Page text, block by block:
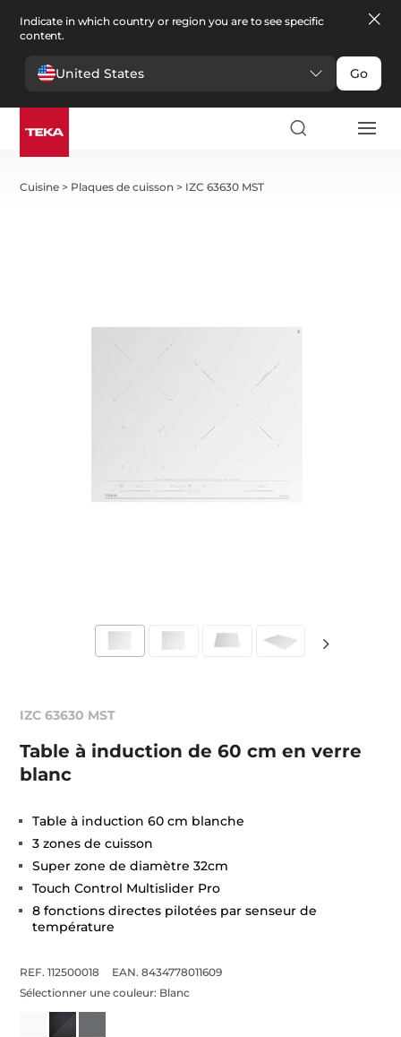
Indicate in which country or region you are to see specific
content.
United States Go
Cuisine > Plaques de cuisson > IZC 63630 MST
IZC 63630 MST
Table à induction de 60 cm en verre
blanc
Table à induction 60 cm blanche
3 zones de cuisson
Super zone de diamètre 32cm
Touch Control Multislider Pro
8 fonctions directes pilotées par senseur de
température
REF. 112500018
EAN. 8434778011609
Sélectionner une couleur: Blanc